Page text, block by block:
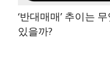
‘반대매매’ 추이는
있을까?